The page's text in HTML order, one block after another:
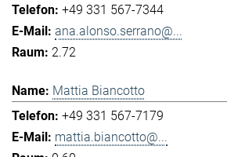
+49 331 567-7344
ana.alonso.serrano@...
2.72
Mattia Biancotto
+49 331 567-7179
mattia.biancotto@...